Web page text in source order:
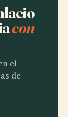
con
el
de